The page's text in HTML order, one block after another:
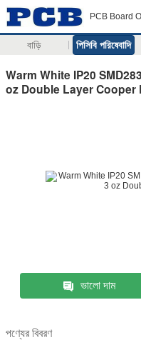
PCB Board
বাড়ি পিসিবি পরিষেবাদি
Warm White IP20
oz Double Layer Cooper
ভালো দাম
পণ্যের বিবরণ